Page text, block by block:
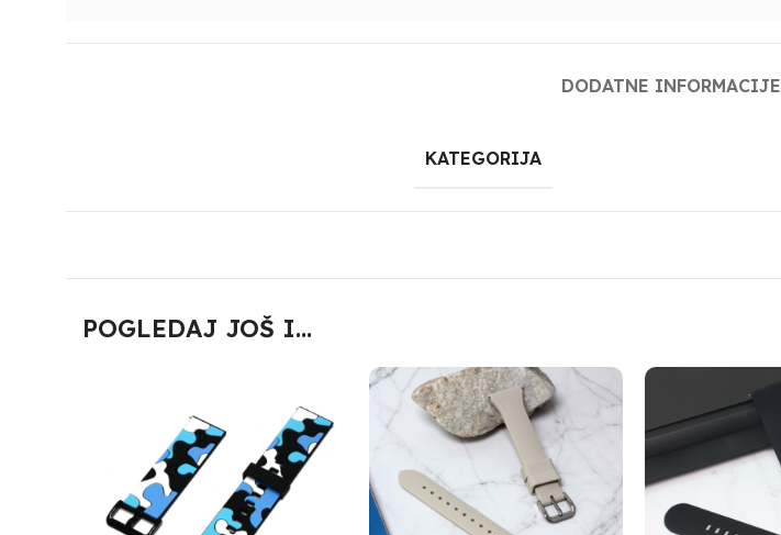
DODATNE INFORMACIJE
KATEGORIJA
POGLEDAJ JOŠ I...